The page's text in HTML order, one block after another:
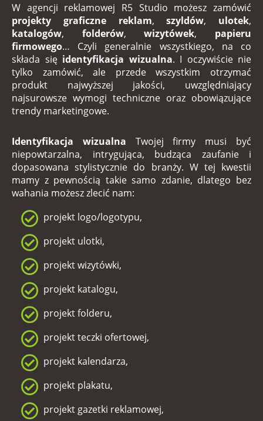
W agencji reklamowej R5 Studio możesz zamówić
projekty graficzne reklam,szyldów, ulotek,
katalogów, folderów,wizytówek, papieru
firmowego… Czyli generalnie wszystkiego, na co
składa się identyfikacja wizualna. I oczywiście nie
tylko zamówić, ale przede wszystkim otrzymać
produkt najwyższej jakości, uwzględniający
najsurowsze wymogi techniczne oraz obowiązujące
trendy marketingowe.
Identyfikacja wizualna Twojej firmy musi być
niepowtarzalna, intrygująca, budząca zaufanie i
dopasowana stylistycznie do branży. W tej kwestii
mamy z pewnością takie samo zdanie, dlatego bez
wahania możesz zlecić nam:
projekt logo/logotypu,
projekt ulotki,
projekt wizytówki,
projekt katalogu,
projekt folderu,
projekt teczki ofertowej,
projekt kalendarza,
projekt plakatu,
projekt gazetki reklamowej,